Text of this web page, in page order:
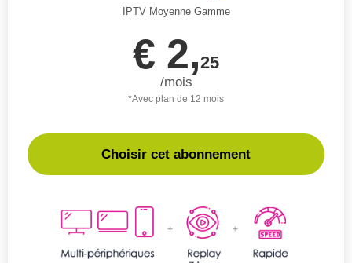
IPTV Moyenne Gamme
€ 2,25
/mois
*Avec plan de 12 mois
Choisir cet abonnement